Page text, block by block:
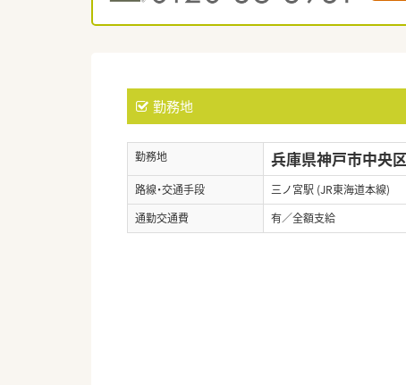
勤務地
勤務地 兵庫県神戸市中央
路線・交通手段
三ノ宮駅 (JR東海道本線)
通勤交通費
有／全額支給